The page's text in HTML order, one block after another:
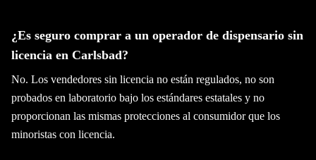
¿Es seguro comprar a un operador de dispensario sin
licencia en Carlsbad?
No. Los vendedores sin licencia no están regulados, no son
probados en laboratorio bajo los estándares estatales y no
proporcionan las mismas protecciones al consumidor que los
minoristas con licencia.